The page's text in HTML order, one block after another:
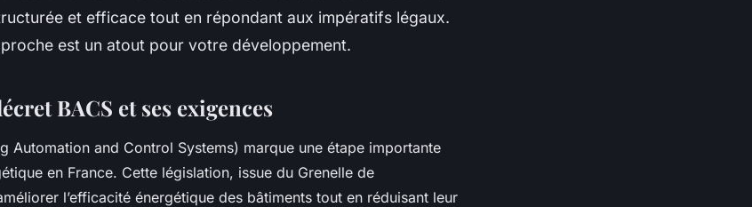
et efficace tout en répondant aux impératifs légaux.
est un atout pour votre développement.
BACS et ses exigences
Automation and Control Systems) marque une étape importante
en France. Cette législation, issue du Grenelle de
l’efficacité énergétique des bâtiments tout en réduisant leur